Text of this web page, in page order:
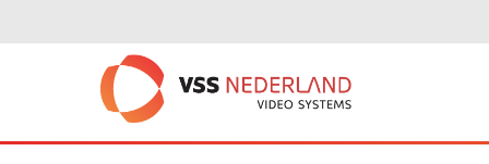
: Trying to get property of non-object in
: Undefined offset: 1 in/home/vssned01/domains/